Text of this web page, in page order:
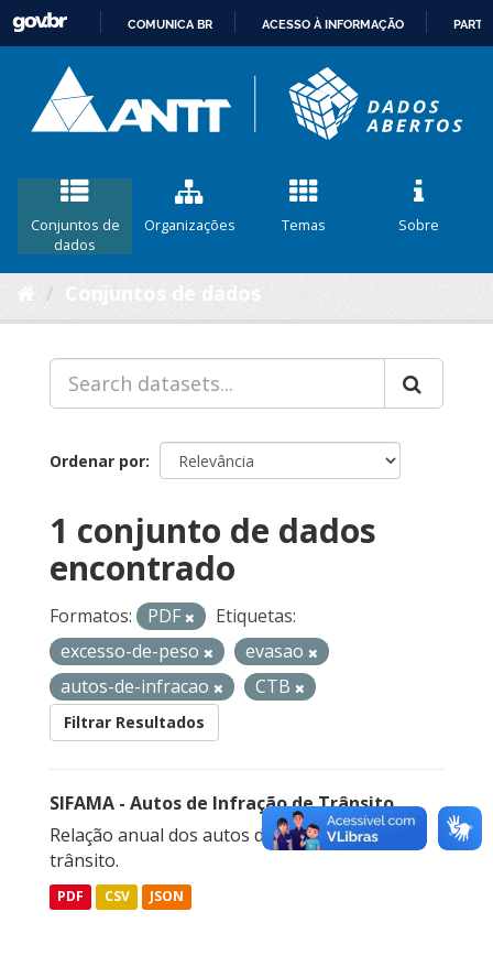
CONTEÚDO
COMUNICA BR ACESSO À INFORMAÇÃO
Conjuntos de
dados
Organizações Temas Sobre
Ordenar por
1 conjunto de dados
encontrado
Formatos: PDF
Etiquetas:
excesso-de-peso
evasao
autos-de-infracao
CTB
Filtrar Resultados
SIFAMA - Autos de Infração de Trânsito
Relação anual dos autos de infração de
trânsito.
PDF CSV JSON